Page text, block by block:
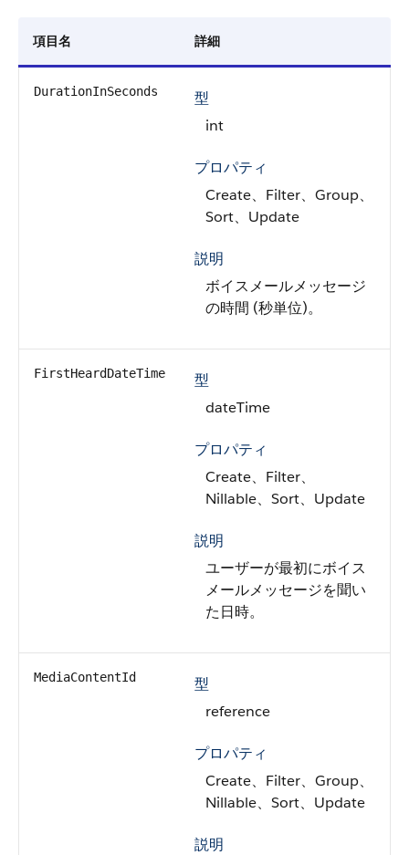
項目名 詳細
DurationInSeconds
型
int
プロパティ
Create、Filter、Group、
Sort、Update
説明
ボイスメールメッセージ
の時間 (秒単位)。
FirstHeardDateTime
型
dateTime
プロパティ
Create、Filter、
Nillable、Sort、Update
説明
ユーザーが最初にボイス
メールメッセージを聞い
た日時。
MediaContentId
型
reference
プロパティ
Create、Filter、Group、
Nillable、Sort、Update
説明